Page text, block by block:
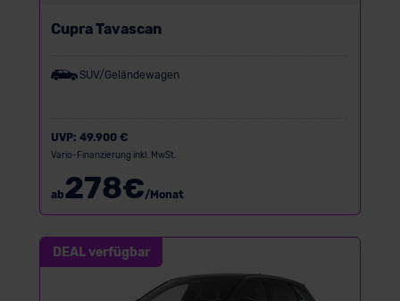
Cupra Tavascan
SUV/Geländewagen
UVP: 49.900 €
Vario-Finanzierung inkl. MwSt.
ab278€/Monat
DEAL verfügbar